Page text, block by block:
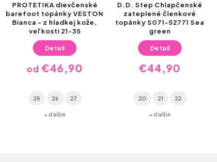
PROTETIKA dievčenské
barefoot topánky VESTON
Bianca - z hladkej kože,
veľkosti 21-35
od €46,90
Detail
25 26 27
+ ďalšie
D.D. Step Chlapčenské
zateplené členkové
topánky S071-52771 Sea
green
€44,90
Detail
20 21 22
+ ďalšie